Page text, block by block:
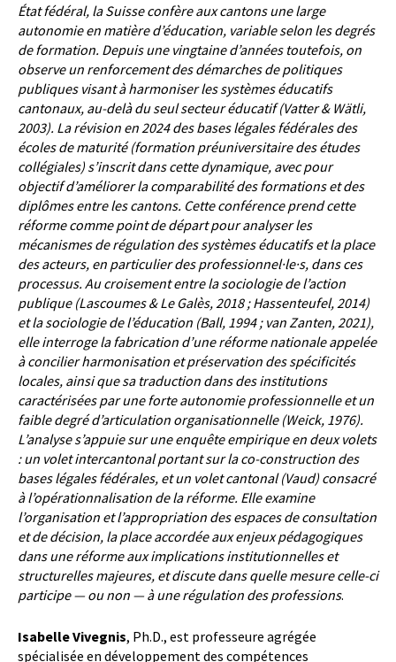
État fédéral, la Suisse confère aux cantons une large
autonomie en matière d’éducation, variable selon les degrés
de formation. Depuis une vingtaine d’années toutefois, on
observe un renforcement des démarches de politiques
publiques visant à harmoniser les systèmes éducatifs
cantonaux, au-delà du seul secteur éducatif (Vatter & Wätli,
2003). La révision en 2024 des bases légales fédérales des
écoles de maturité (formation préuniversitaire des études
collégiales) s’inscrit dans cette dynamique, avec pour
objectif d’améliorer la comparabilité des formations et des
diplômes entre les cantons. Cette conférence prend cette
réforme comme point de départ pour analyser les
mécanismes de régulation des systèmes éducatifs et la place
des acteurs, en particulier des professionnel·le·s, dans ces
processus. Au croisement entre la sociologie de l’action
publique (Lascoumes & Le Galès, 2018 ; Hassenteufel, 2014)
et la sociologie de l’éducation (Ball, 1994 ; van Zanten, 2021),
elle interroge la fabrication d’une réforme nationale appelée
à concilier harmonisation et préservation des spécificités
locales, ainsi que sa traduction dans des institutions
caractérisées par une forte autonomie professionnelle et un
faible degré d’articulation organisationnelle (Weick, 1976).
L’analyse s’appuie sur une enquête empirique en deux volets
: un volet intercantonal portant sur la co-construction des
bases légales fédérales, et un volet cantonal (Vaud) consacré
à l’opérationnalisation de la réforme. Elle examine
l’organisation et l’appropriation des espaces de consultation
et de décision, la place accordée aux enjeux pédagogiques
dans une réforme aux implications institutionnelles et
structurelles majeures, et discute dans quelle mesure celle-ci
participe — ou non — à une régulation des professions.
Isabelle Vivegnis, Ph.D., est professeure agrégée
spécialisée en développement des compétences